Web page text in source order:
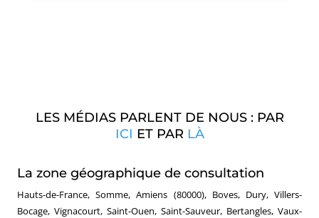
LES MÉDIAS PARLENT DE NOUS : PAR
ICI ET PAR LÀ
La zone géographique de consultation
Hauts-de-France, Somme, Amiens (80000), Boves, Dury, Villers-
Bocage, Vignacourt, Saint-Ouen, Saint-Sauveur, Bertangles, Vaux-